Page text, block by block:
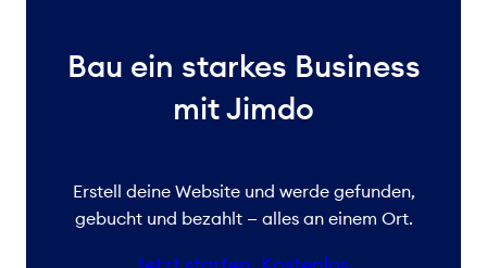
Bau ein starkes Business
mit Jimdo
Erstell deine Website und werde gefunden,
gebucht und bezahlt — alles an einem Ort.